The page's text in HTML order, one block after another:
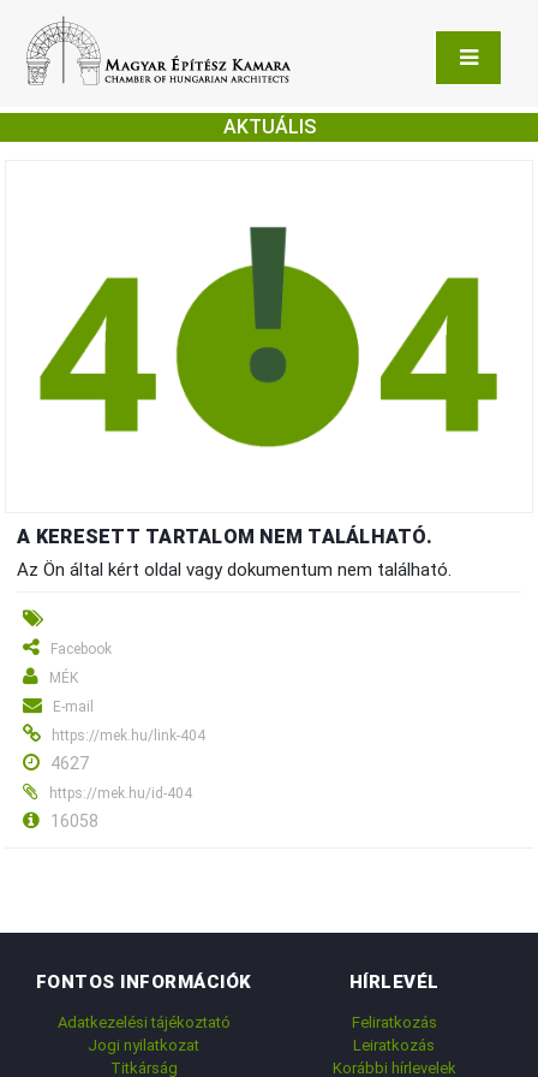
AKTUÁLIS
A KERESETT TARTALOM NEM TALÁLHATÓ.
Az Ön által kért oldal vagy dokumentum nem található.
Facebook
MÉK
E-mail
https://mek.hu/link-404
4627
https://mek.hu/id-404
16058
FONTOS INFORMÁCIÓK
Adatkezelési tájékoztató
Jogi nyilatkozat
Titkárság
HÍRLEVÉL
Feliratkozás
Leiratkozás
Korábbi hírlevelek